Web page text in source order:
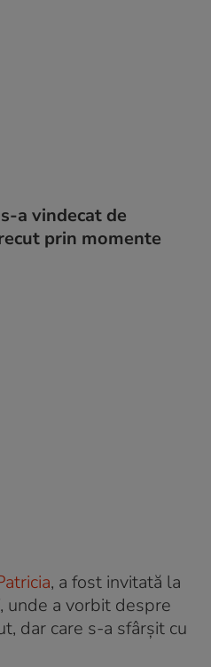
a vindecat de
prin momente
, a fost invitată la
unde a vorbit despre
dar care s-a sfârșit cu